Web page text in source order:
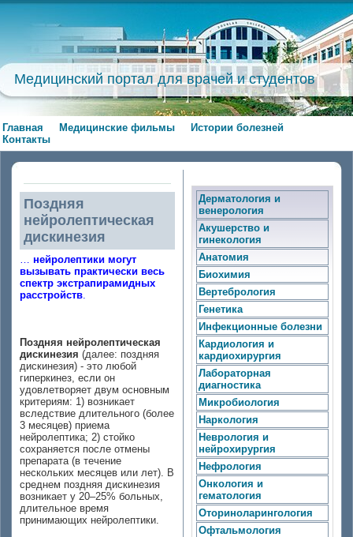
Медицинский портал для врачей и студентов
Главная Медицинские фильмы
Истории болезней
Контакты
Поздняя
нейролептическая
дискинезия
… нейролептики могут
вызывать практически весь
спектр экстрапирамидных
расстройств.
Поздняя нейролептическая
дискинезия (далее: поздняя
дискинезия) - это любой
гиперкинез, если он
удовлетворяет двум основным
критериям: 1) возникает
вследствие длительного (более
3 месяцев) приема
нейролептика; 2) стойко
сохраняется после отмены
препарата (в течение
нескольких месяцев или лет). В
среднем поздняя дискинезия
возникает у 20–25% больных,
длительное время
принимающих нейролептики.
Дерматология и
венерология
Акушерство и
гинекология
Анатомия
Биохимия
Вертебрология
Генетика
Инфекционные болезни
Кардиология и
кардиохирургия
Лабораторная
диагностика
Микробиология
Наркология
Неврология и
нейрохирургия
Нефрология
Онкология и
гематология
Оториноларингология
Офтальмология